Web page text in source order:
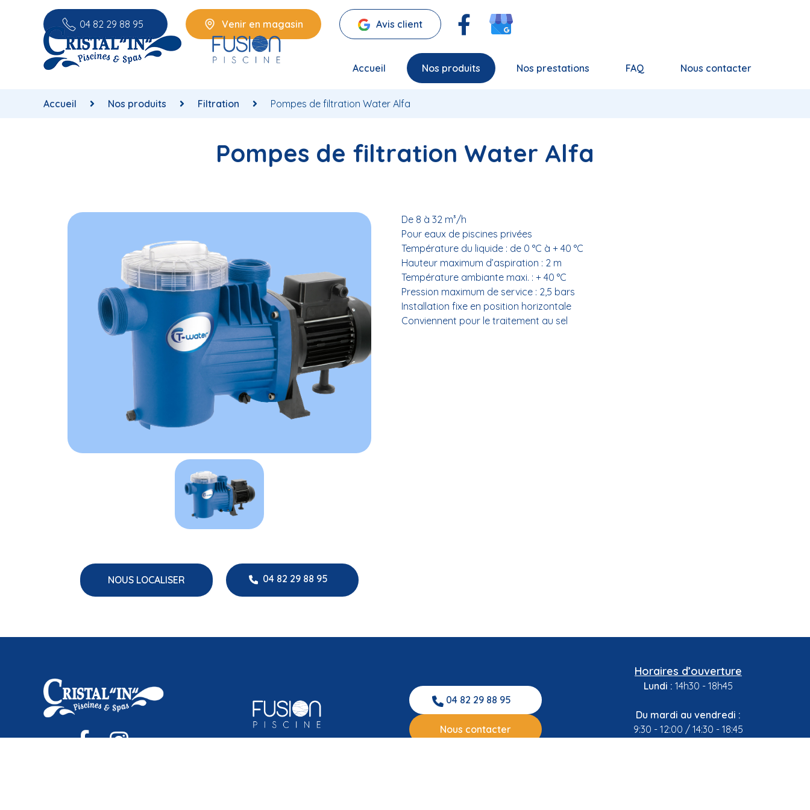
04 82 29 88 95 Venir en magasin Avis client
Accueil Nos produits Nos prestations FAQ Nous contacter
Accueil Nos produits Filtration Pompes de filtration Water Alfa
Pompes de filtration Water Alfa
NOUS LOCALISER 04 82 29 88 95
De 8 à 32 m³/h
Pour eaux de piscines privées
Température du liquide : de 0 °C à + 40 °C
Hauteur maximum d’aspiration : 2 m
Température ambiante maxi. : + 40 °C
Pression maximum de service : 2,5 bars
Installation fixe en position horizontale
Conviennent pour le traitement au sel
04 82 29 88 95
Nous contacter
Horaires d’ouverture
Lundi : 14h30 - 18h45
Du mardi au vendredi :
9:30 - 12:00 / 14:30 - 18:45